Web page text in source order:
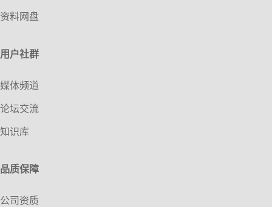
资料网盘
用户社群
媒体频道
论坛交流
知识库
品质保障
公司资质